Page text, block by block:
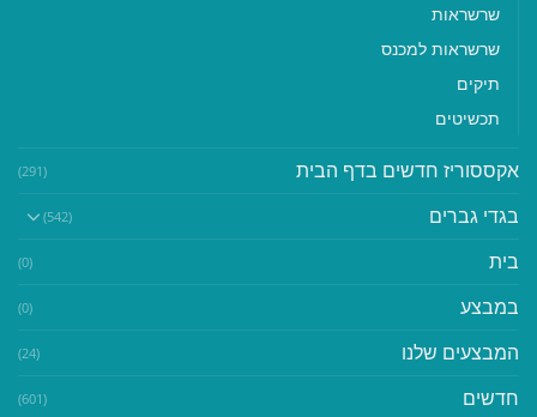
שרשראות
שרשראות למכנס
תיקים
תכשיטים
אקססוריז חדשים בדף הבית (291)
בגדי גברים (542)
בית (0)
במבצע (0)
המבצעים שלנו (24)
חדשים (601)